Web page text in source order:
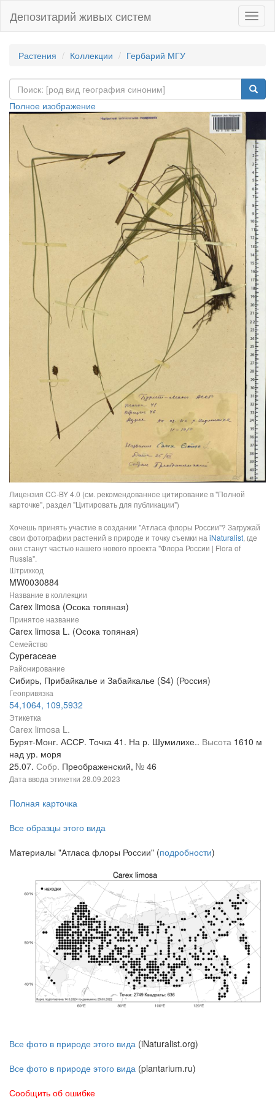
Депозитарий живых систем
Растения Коллекции Гербарий МГУ
Полное изображение
Лицензия CC-BY 4.0 (см. рекомендованное цитирование в "Полной
карточке", раздел "Цитировать для публикации")
Хочешь принять участие в создании "Атласа флоры России"? Загружай
свои фотографии растений в природе и точку съемки на iNaturalist, где
они станут частью нашего нового проекта "Флора России | Flora of
Russia".
Штрихкод
MW0030884
Название в коллекции
Carex limosa (Осока топяная)
Принятое название
Carex limosa L. (Осока топяная)
Семейство
Cyperaceae
Районирование
Сибирь, Прибайкалье и Забайкалье (S4) (Россия)
Геопривязка
54,1064, 109,5932
Этикетка
Carex limosa L.
Бурят-Монг. АССР. Точка 41. На р. Шумилихе.. Высота 1610 м
над ур. моря
25.07. Собр. Преображенский, № 46
Дата ввода этикетки 28.09.2023
Полная карточка
Все образцы этого вида
Материалы "Атласа флоры России" (подробности)
Все фото в природе этого вида (iNaturalist.org)
Все фото в природе этого вида (plantarium.ru)
Сообщить об ошибке